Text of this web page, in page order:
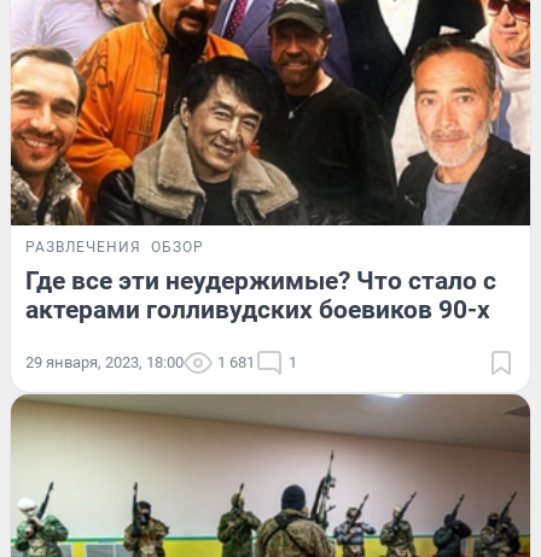
РАЗВЛЕЧЕНИЯ ОБЗОР
Где все эти неудержимые? Что стало с
актерами голливудских боевиков 90-х
29 января, 2023, 18:00 1 681 1